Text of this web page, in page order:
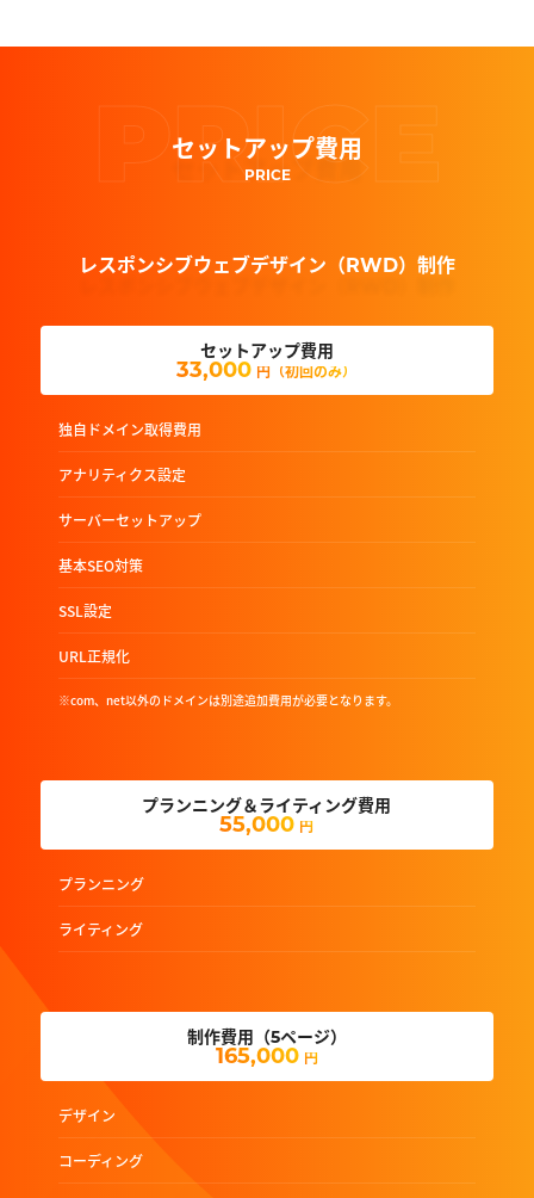
PRICE
セットアップ費用
PRICE
レスポンシブウェブデザイン（RWD）制作
セットアップ費用
33,000 円（初回のみ）
独自ドメイン取得費用
アナリティクス設定
サーバーセットアップ
基本SEO対策
SSL設定
URL正規化
※com、net以外のドメインは別途追加費用が必要となります。
プランニング＆ライティング費用
55,000 円
プランニング
ライティング
制作費用（5ページ）
165,000 円
デザイン
コーディング